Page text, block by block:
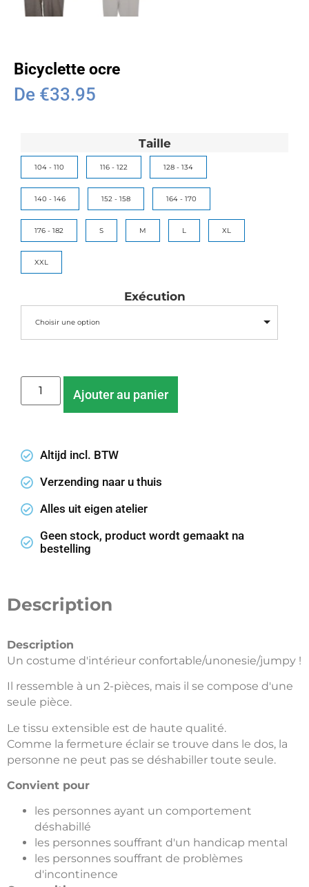
Bicyclette ocre
De €33.95
Taille
104 - 110 116 - 122 128 - 134
140 - 146 152 - 158 164 - 170
176 - 182 S M L XL
XXL
Exécution
Choisir une option
Ajouter au panier
Altijd incl. BTW
Verzending naar u thuis
Alles uit eigen atelier
Geen stock, product wordt gemaakt na
bestelling
Description
Description
Un costume d'intérieur confortable/unonesie/jumpy !
Il ressemble à un 2-pièces, mais il se compose d'une
seule pièce.
Le tissu extensible est de haute qualité.
Comme la fermeture éclair se trouve dans le dos, la
personne ne peut pas se déshabiller toute seule.
Convient pour
les personnes ayant un comportement
déshabillé
les personnes souffrant d'un handicap mental
les personnes souffrant de problèmes
d'incontinence